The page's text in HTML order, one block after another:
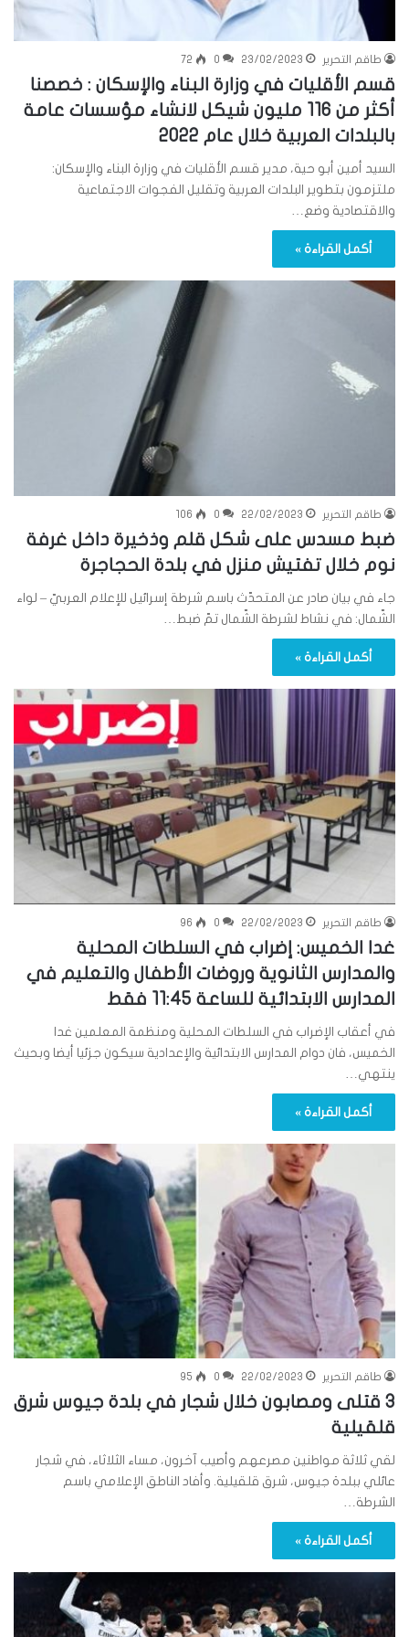
طاقم التحرير 23/02/2023
0
72
قسم الأقليات في وزارة البناء والإسكان : خصصنا
أكثر من 116 مليون شيكل لانشاء مؤسسات عامة
بالبلدات العربية خلال عام 2022
السيد أمين أبو حية، مدير قسم الأقليات في وزارة البناء والإسكان:
ملتزمون بتطوير البلدات العربية وتقليل الفجوات الاجتماعية
والاقتصادية وضع…
أكمل القراءة »
طاقم التحرير 22/02/2023
0
106
ضبط مسدس على شكل قلم وذخيرة داخل غرفة
نوم خلال تفتيش منزل في بلدة الحجاجرة
جاء في بيان صادر عن المتحدّث باسم شرطة إسرائيل للإعلام العربيّ – لواء
الشّمال: في نشاط لشرطة الشّمال تمّ ضبط…
أكمل القراءة »
طاقم التحرير 22/02/2023
0
96
غدا الخميس: إضراب في السلطات المحلية
والمدارس الثانوية وروضات الأطفال والتعليم في
المدارس الابتدائية للساعة 11:45 فقط
في أعقاب الإضراب في السلطات المحلية ومنظمة المعلمين غدا
الخميس، فان دوام المدارس الابتدائية والإعدادية سيكون جزئيا أيضا وبحيث
ينتهي…
أكمل القراءة »
طاقم التحرير 22/02/2023
0
95
3 قتلى ومصابون خلال شجار في بلدة جيوس شرق
قلقيلية
لقي ثلاثة مواطنين مصرعهم وأصيب آخرون، مساء الثلاثاء، في شجار
عائلي ببلدة جيوس، شرق قلقيلية. وأفاد الناطق الإعلامي باسم
الشرطة…
أكمل القراءة »